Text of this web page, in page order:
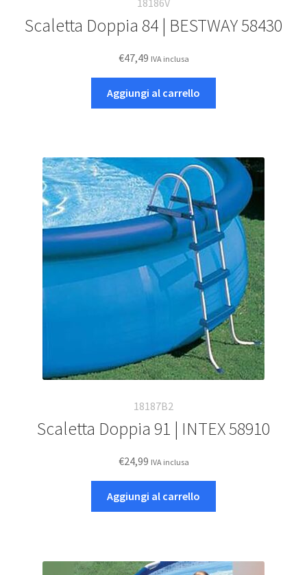
18186V
Scaletta Doppia 84 | BESTWAY 58430
€47,49 IVA inclusa
Aggiungi al carrello
18187B2
Scaletta Doppia 91 | INTEX 58910
€24,99 IVA inclusa
Aggiungi al carrello